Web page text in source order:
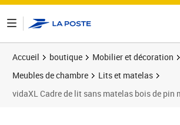
Accueil boutique
Mobilier et décoration
Meubles de chambre
Lits et matelas
vidaXL Cadre de lit sans matelas bois de pin